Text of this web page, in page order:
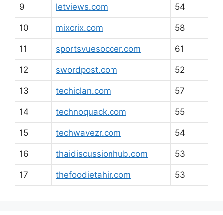
9 letviews.com 54
10 mixcrix.com 58
11 sportsvuesoccer.com 61
12 swordpost.com 52
13 techiclan.com 57
14 technoquack.com 55
15 techwavezr.com 54
16 thaidiscussionhub.com 53
17 thefoodietahir.com 53